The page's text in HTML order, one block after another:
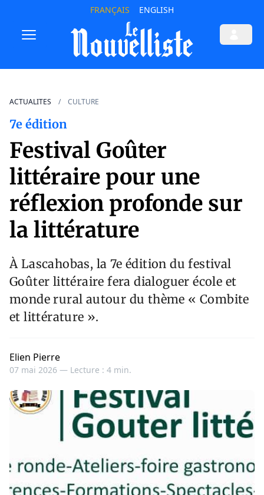
FRANÇAIS ENGLISH
ACTUALITES CULTURE
7e édition
Festival Goûter
littéraire pour une
réflexion profonde sur
la littérature
À Lascahobas, la 7e édition du festival
Goûter littéraire fera dialoguer école et
monde rural autour du thème « Combite
et littérature ».
Elien Pierre
07 mai 2026 — Lecture : 4 min.